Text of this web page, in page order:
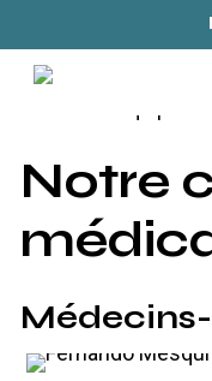
to
Notre